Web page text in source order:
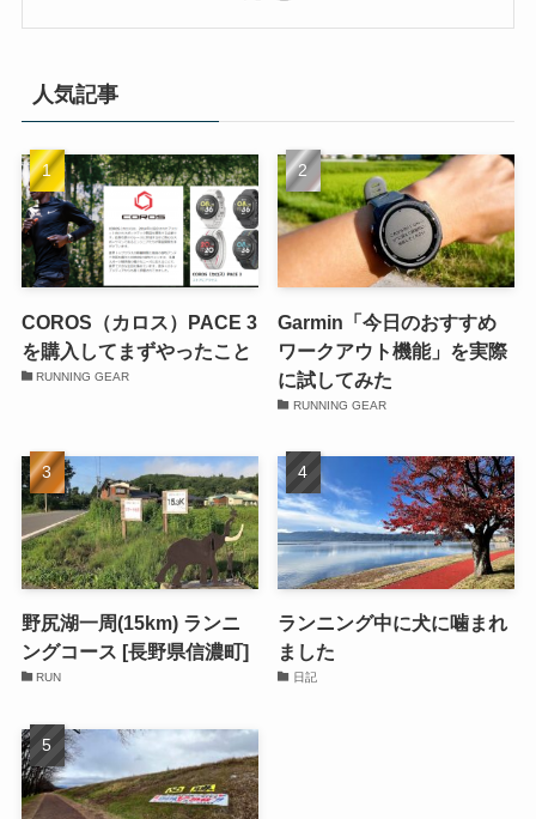
人気記事
COROS（カロス）PACE 3
を購入してまずやったこと
RUNNING GEAR
Garmin「今日のおすすめ
ワークアウト機能」を実際
に試してみた
RUNNING GEAR
野尻湖一周(15km) ランニ
ングコース [長野県信濃町]
RUN
ランニング中に犬に噛まれ
ました
日記